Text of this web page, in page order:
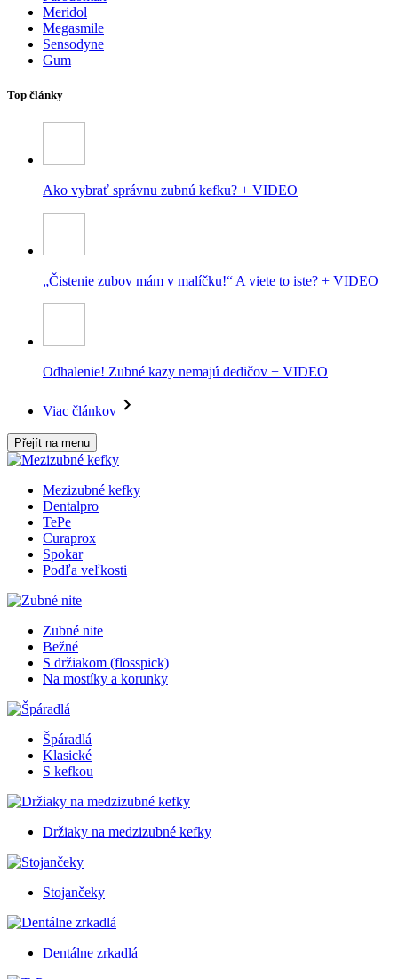
Meridol
Megasmile
Sensodyne
Gum
Top články
Ako vybrať správnu zubnú kefku? + VIDEO
„Čistenie zubov mám v malíčku!“ A viete to iste? + VIDEO
Odhalenie! Zubné kazy nemajú dedičov + VIDEO
Viac článkov
Přejít na menu
Mezizubné kefky
Dentalpro
TePe
Curaprox
Spokar
Podľa veľkosti
Zubné nite
Bežné
S držiakom (flosspick)
Na mostíky a korunky
Špáradlá
Klasické
S kefkou
Držiaky na medzizubné kefky
Stojančeky
Dentálne zrkadlá